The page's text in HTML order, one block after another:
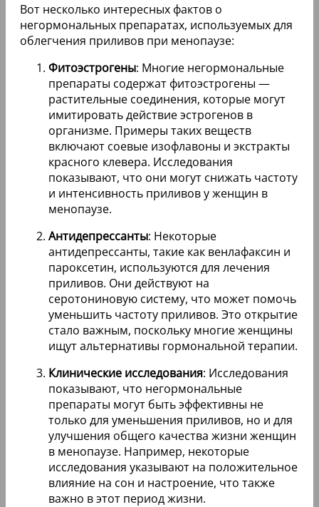
Вот несколько интересных фактов о
негормональных препаратах, используемых для
облегчения приливов при менопаузе:
Фитоэстрогены: Многие негормональные
препараты содержат фитоэстрогены —
растительные соединения, которые могут
имитировать действие эстрогенов в
организме. Примеры таких веществ
включают соевые изофлавоны и экстракты
красного клевера. Исследования
показывают, что они могут снижать частоту
и интенсивность приливов у женщин в
менопаузе.
Антидепрессанты: Некоторые
антидепрессанты, такие как венлафаксин и
пароксетин, используются для лечения
приливов. Они действуют на
серотониновую систему, что может помочь
уменьшить частоту приливов. Это открытие
стало важным, поскольку многие женщины
ищут альтернативы гормональной терапии.
Клинические исследования: Исследования
показывают, что негормональные
препараты могут быть эффективны не
только для уменьшения приливов, но и для
улучшения общего качества жизни женщин
в менопаузе. Например, некоторые
исследования указывают на положительное
влияние на сон и настроение, что также
важно в этот период жизни.